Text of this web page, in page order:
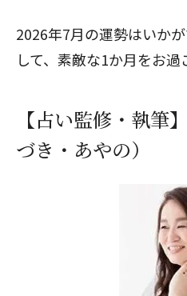
2026年7月の運勢はいか
して、素敵な1か月をお過
【占い監修・執筆
づき・あやの）